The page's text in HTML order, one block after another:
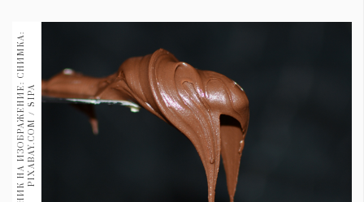
Книги
30+ 1970
Гурме 1709
Пътувай
237
И
З
Т
О
Ч
Н
И
К
Н
А
И
З
О
Б
Р
А
Ж
Е
Н
ИЕ
:
С
Н
И
М
К
А
:
P
I
X
A
B
A
Y
.
C
O
M
/
S
I
PA